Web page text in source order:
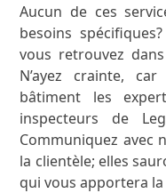
Aucun de ces
besoins
vous retrouvez
N’ayez crainte,
bâtiment les
inspecteurs de
Communiquez avec
la clientèle; elles
qui vous apportera